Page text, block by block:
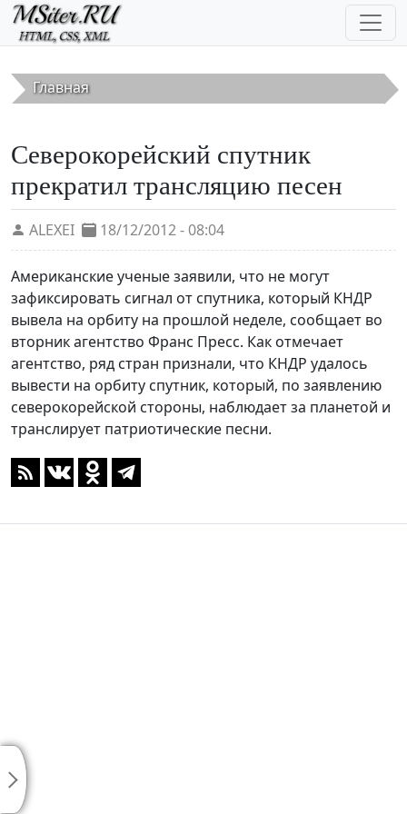
Перейти к основному содержанию
Главная
Северокорейский спутник
прекратил трансляцию песен
ALEXEI 18/12/2012 - 08:04
Американские ученые заявили, что не могут
зафиксировать сигнал от спутника, который КНДР
вывела на орбиту на прошлой неделе, сообщает во
вторник агентство Франс Пресс. Как отмечает
агентство, ряд стран признали, что КНДР удалось
вывести на орбиту спутник, который, по заявлению
северокорейской стороны, наблюдает за планетой и
транслирует патриотические песни.